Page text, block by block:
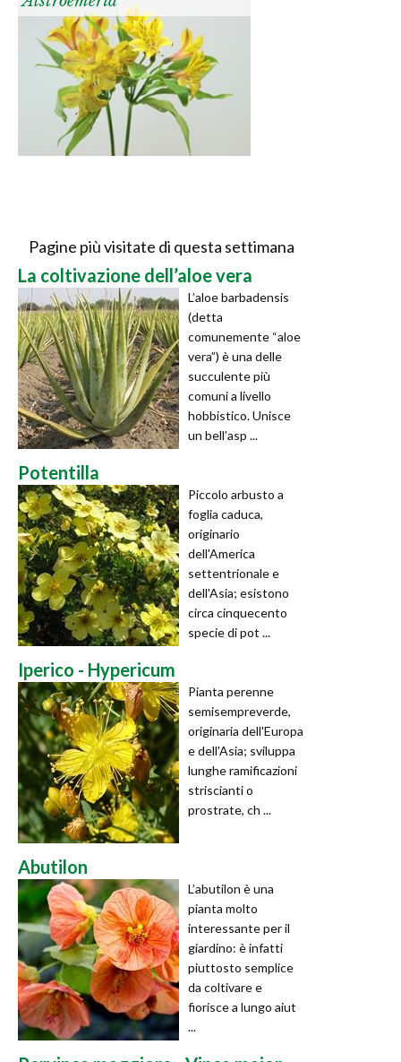
Pagine più visitate di questa settimana
La coltivazione dell’aloe vera
L’aloe barbadensis
(detta
comunemente “aloe
vera”) è una delle
succulente più
comuni a livello
hobbistico. Unisce
un bell’asp ...
Potentilla
Piccolo arbusto a
foglia caduca,
originario
dell'America
settentrionale e
dell'Asia; esistono
circa cinquecento
specie di pot ...
Iperico - Hypericum
Pianta perenne
semisempreverde,
originaria dell'Europa
e dell'Asia; sviluppa
lunghe ramificazioni
striscianti o
prostrate, ch ...
Abutilon
L’abutilon è una
pianta molto
interessante per il
giardino: è infatti
piuttosto semplice
da coltivare e
fiorisce a lungo aiut
...